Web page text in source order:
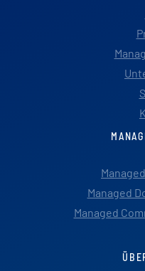
Managed
Managed